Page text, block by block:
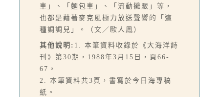
車」、「麵包車」、「流動攤販」等，
也都是藉著麥克風極力放送聲響的「這
種調調兒」。（文／歐人鳳）
其他說明: 1. 本筆資料收錄於《大海洋詩
刊》第30期，1988年3月15日，頁66-
67。
2. 本筆資料共3頁，書寫於今日海專稿
紙。